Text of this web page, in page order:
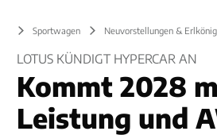
Sportwagen Neuvorstellungen &
LOTUS KÜNDIGT HYPERCAR AN
Kommt 2028
Leistung und